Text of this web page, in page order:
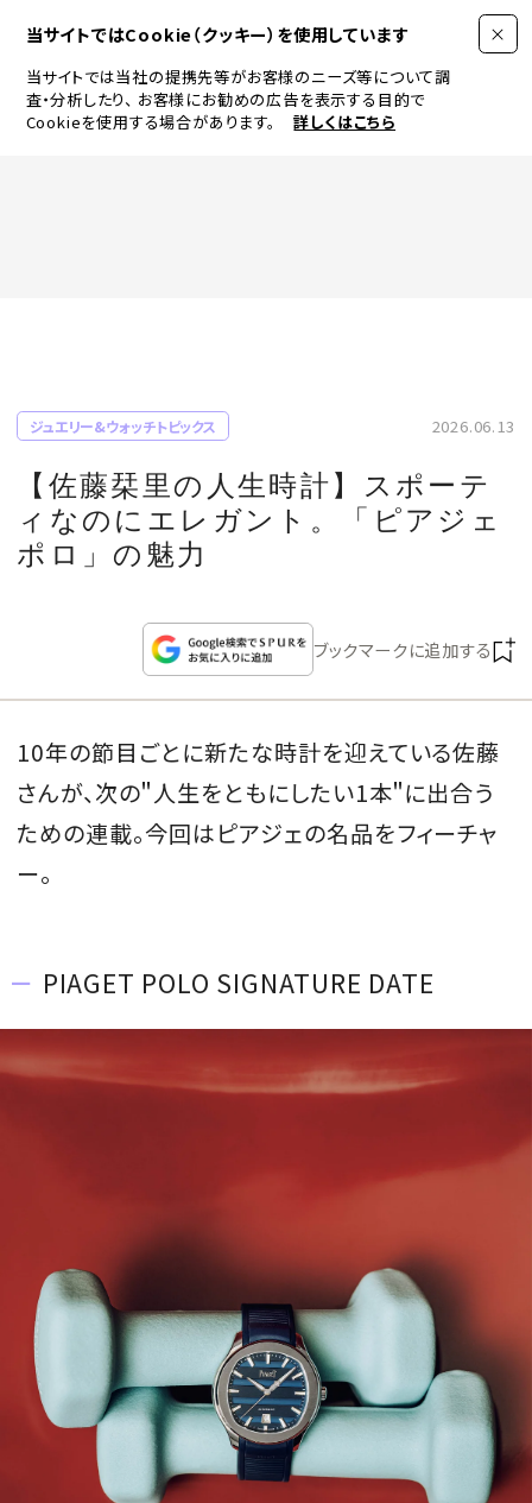
当サイトではCookie（クッキー）を使用しています
当サイトでは当社の提携先等がお客様のニーズ等について調
査・分析したり、 お客様にお勧めの広告を表示する目的で
Cookieを使用する場合があります。
詳しくはこちら
JEWELRY & WATCH
LIFESTYLE
CULTURE
CELEBRITY
WEDDING
FORTUNE
MAGAZINE
「The SPUR Club」。
めます。
ログイン・新規会員登録
FOLLOW US
ジュエリー&ウォッチトピックス 2026.06.13
【佐藤栞里の人生時計】スポーテ
ィなのにエレガント。「ピアジェ
ポロ」の魅力
ブックマークに追加する
10年の節目ごとに新たな時計を迎えている佐藤
さんが、次の＂人生をともにしたい1本＂に出合う
ための連載。今回はピアジェの名品をフィーチャ
ー。
PIAGET POLO SIGNATURE DATE